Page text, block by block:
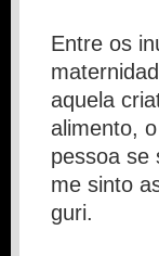
Entre os
aquela
alimento,
pessoa se
me sinto
guri.